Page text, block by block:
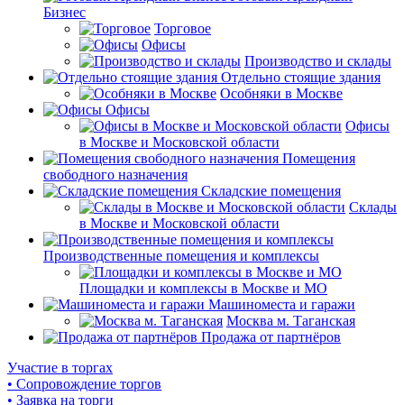
Бизнес
Торговое
Офисы
Производство и склады
Отдельно стоящие здания
Особняки в Москве
Офисы
Офисы
в Москве и Московской области
Помещения
свободного назначения
Складские помещения
Склады
в Москве и Московской области
Производственные помещения и комплексы
Площадки и комплексы в Москве и МО
Машиноместа и гаражи
Москва м. Таганская
Продажа от партнёров
Участие в торгах
• Сопровождение торгов
• Заявка на торги